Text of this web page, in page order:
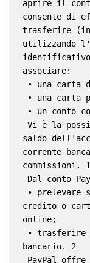
aprire il
consente di
trasferire
utilizzando
associare:
• una carta
• una carta
• un conto
Vi è la possibilità di ricaricare il proprio
saldo
corrente
commissioni. 1
Dal conto
credito o
online;
bancario. 2